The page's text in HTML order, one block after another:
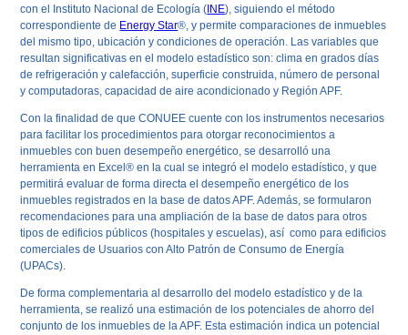
con el Instituto Nacional de Ecología ( INE), siguiendo el método
correspondiente de Energy Star®, y permite comparaciones de inmuebles
del mismo tipo, ubicación y condiciones de operación. Las variables que
resultan significativas en el modelo estadístico son: clima en grados días
de refrigeración y calefacción, superficie construida, número de personal
y computadoras, capacidad de aire acondicionado y Región APF.
Con la finalidad de que CONUEE cuente con los instrumentos necesarios
para facilitar los procedimientos para otorgar reconocimientos a
inmuebles con buen desempeño energético, se desarrolló una
herramienta en Excel® en la cual se integró el modelo estadístico, y que
permitirá evaluar de forma directa el desempeño energético de los
inmuebles registrados en la base de datos APF. Además, se formularon
recomendaciones para una ampliación de la base de datos para otros
tipos de edificios públicos (hospitales y escuelas), así como para edificios
comerciales de Usuarios con Alto Patrón de Consumo de Energía
(UPACs).
De forma complementaria al desarrollo del modelo estadístico y de la
herramienta, se realizó una estimación de los potenciales de ahorro del
conjunto de los inmuebles de la APF. Esta estimación indica un potencial